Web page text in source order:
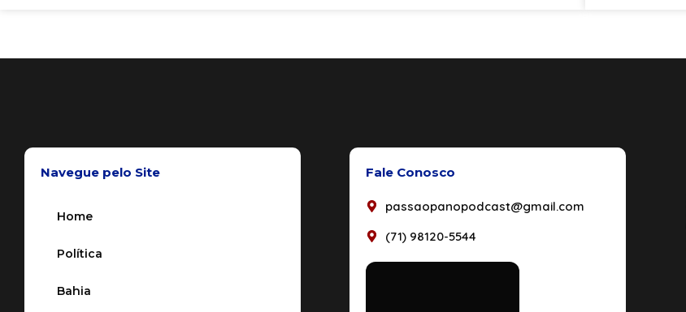
Navegue pelo Site
Home
Política
Bahia
Fale Conosco
passaopanopodcast@gmail.com
(71) 98120-5544